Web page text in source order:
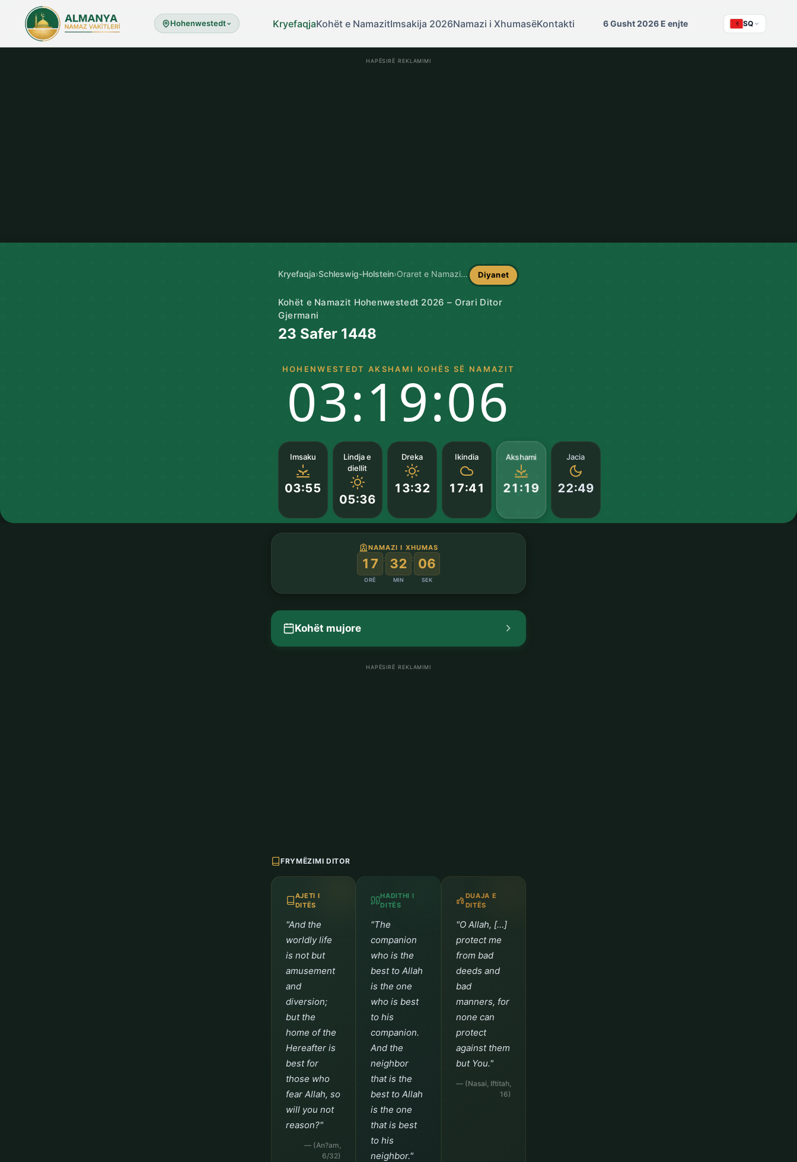
Hohenwestedt KryefaqjaKohët e NamazitImsakija 2026Namazi i XhumasëKontakti 6 Gusht 2026 E enjte SQ
HAPËSIRË REKLAMIMI
Kryefaqja›Schleswig-Holstein› Oraret e Namazit në Hohenwestedt Diyanet
Kohët e Namazit Hohenwestedt 2026 – Orari Ditor
Gjermani
23 Safer 1448
HOHENWESTEDT AKSHAMI KOHËS SË NAMAZIT
03:19:05
Imsaku
03:55
Lindja e
diellit
05:36
Dreka
13:32
Ikindia
17:41
Akshami
21:19
Jacia
22:49
NAMAZI I XHUMAS
17
ORË
: 32
MIN
: 05
SEK
Kohët mujore
HAPËSIRË REKLAMIMI
FRYMËZIMI DITOR
AJETI I
DITËS
"And the
worldly life
is not but
amusement
and
diversion;
but the
home of the
Hereafter is
best for
those who
fear Allah, so
will you not
reason?"
— (An?am,
6/32)
HADITHI I
DITËS
"The
companion
who is the
best to Allah
is the one
who is best
to his
companion.
And the
neighbor
that is the
best to Allah
is the one
that is best
to his
neighbor."
DUAJA E
DITËS
"O Allah, […]
protect me
from bad
deeds and
bad
manners, for
none can
protect
against them
but You."
— (Nasai, Iftitah,
16)